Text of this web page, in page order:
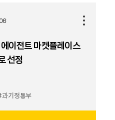
이전트 마켓플레이스
선정
기정통부